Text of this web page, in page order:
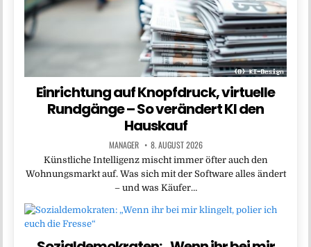
Einrichtung auf Knopfdruck, virtuelle
Rundgänge – So verändert KI den
Hauskauf
MANAGER 8. AUGUST 2026
Künstliche Intelligenz mischt immer öfter auch den
Wohnungsmarkt auf. Was sich mit der Software alles ändert
– und was Käufer…